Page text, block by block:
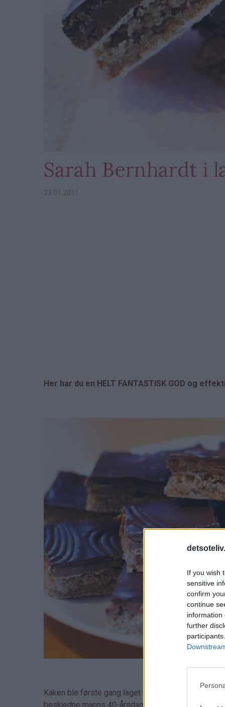
If you wish
sensitive
confirm
continue
information
further
Sarah Bernhardt i
23.01.2011
Her har du en HELT FANTASTISK GOD og
Kaken ble første gang laget til min manns 40-
beskjedne manns 40-årsdag
). Det er en egen